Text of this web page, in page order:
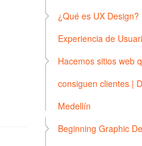
¿Qué es UX
Experiencia de
Hacemos sitios web
consiguen clientes |
Medellín
Beginning Graphic